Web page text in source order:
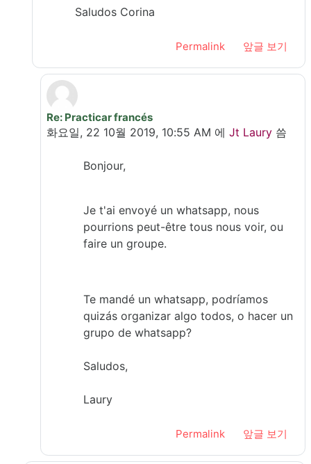
Saludos Corina
Permalink 앞글 보기
In reply to Voinescu Corina
Re: Practicar francés
화요일, 22 10월 2019, 10:55 AM 에 Jt Laury씀
Bonjour,
Je t'ai envoyé un whatsapp, nous
pourrions peut-être tous nous voir, ou
faire un groupe.
Te mandé un whatsapp, podríamos
quizás organizar algo todos, o hacer un
grupo de whatsapp?
Saludos,
Laury
Permalink 앞글 보기